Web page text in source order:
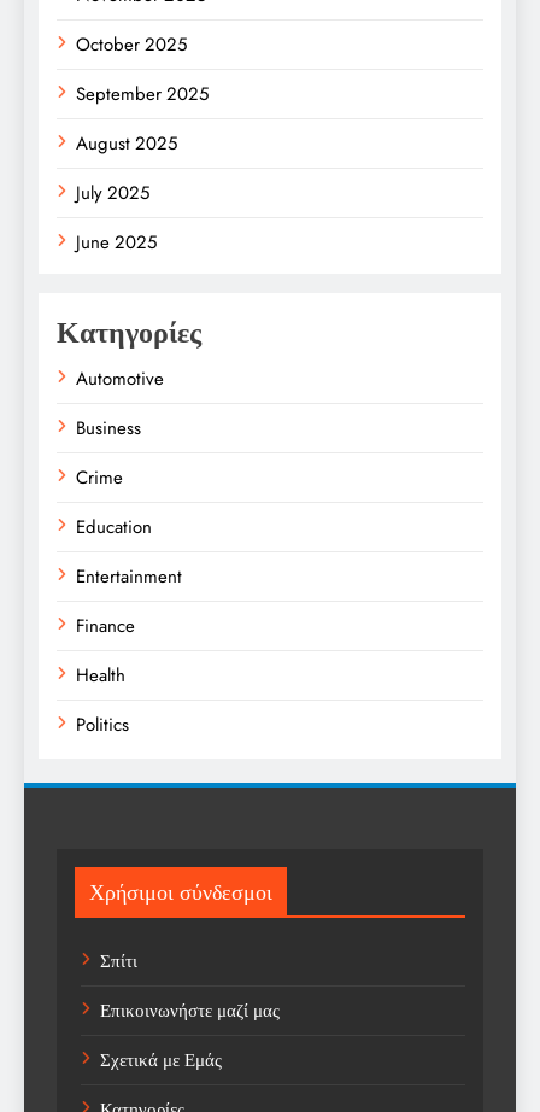
October 2025
September 2025
August 2025
July 2025
June 2025
Κατηγορίες
Automotive
Business
Crime
Education
Entertainment
Finance
Health
Politics
Sport
Sports
Technology
Trending
Weather
Χρήσιμοι σύνδεσμοι
Σπίτι
Επικοινωνήστε μαζί μας
Σχετικά με Εμάς